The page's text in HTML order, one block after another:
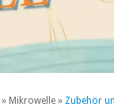
» Mikrowelle » Zubehör